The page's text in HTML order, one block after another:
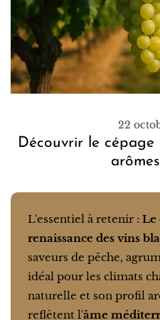
22
Découvrir le
L'essentiel à retenir : Le
renaissance des vins
saveurs de pêche,
idéal pour les climats
naturelle et son profil
reflètent l'âme